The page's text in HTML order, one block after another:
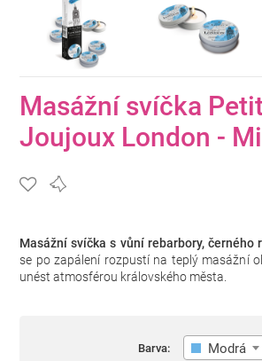
Masážní svíčka
Joujoux London -
Masážní svíčka s vůní rebarbory, černého
se po zapálení rozpustí na teplý masážní
unést atmosférou královského města.
Barva: Modrá